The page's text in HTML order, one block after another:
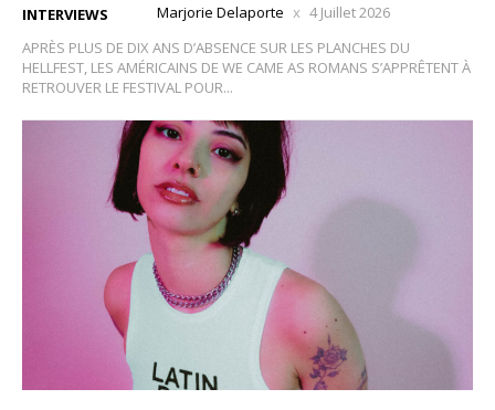
INTERVIEWS Marjorie Delaporte
4 Juillet 2026
APRÈS PLUS DE DIX ANS D’ABSENCE SUR LES PLANCHES DU
HELLFEST, LES AMÉRICAINS DE WE CAME AS ROMANS S’APPRÊTENT À
RETROUVER LE FESTIVAL POUR...